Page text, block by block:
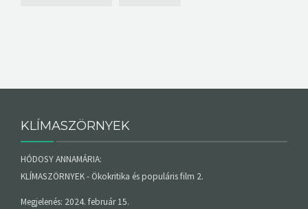
KLÍMASZÖRNYEK
HÓDOSY ANNAMÁRIA:
KLÍMASZÖRNYEK - Ökokritika és populáris film 2.
Megjelenés: 2024. február 15.